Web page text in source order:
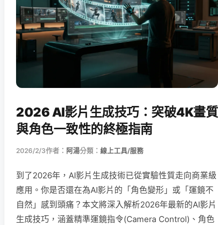
2026 AI影片生成技巧：突破4K畫質
與角色一致性的終極指南
2026/2/3作者： 阿湯分類： 線上工具/服務
到了2026年，AI影片生成技術已從實驗性質走向商業級
應用。你是否還在為AI影片的「角色變形」或「運鏡不
自然」感到頭痛？本文將深入解析2026年最新的AI影片
生成技巧，涵蓋精準運鏡指令(Camera Control)、角色